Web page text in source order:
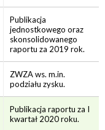
Publikacja
jednostkowego oraz
skonsolidowanego
raportu za 2019 rok.
ZWZA ws. m.in.
podziału zysku.
Publikacja raportu za I
kwartał 2020 roku.